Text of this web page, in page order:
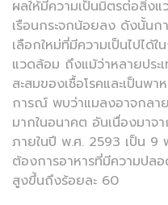
ผลให้มีความเป็นมิตรต่อสิ่ง
เรือนกระจกน้อยลง ดังนั้นก
เลือกใหม่ที่มีความเป็นไปได้
แวดล้อม ถึงแม้ว่าหลายประ
สะสมของเชื้อโรคและเป็นพ
การณ์ พบว่าแมลงอาจกลา
มากในอนาคต อันเนื่องมาจ
ภายในปี พ.ศ. 2593 เป็น 9
ต้องการอาหารที่มีความปล
สูงขึ้นถึงร้อยละ 60